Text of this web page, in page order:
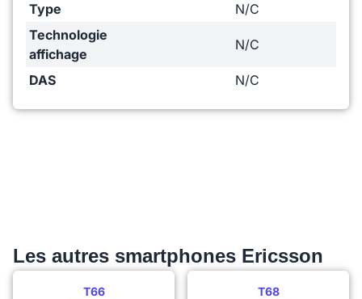
Type
N/C
Technologie
affichage
N/C
DAS N/C
Les autres smartphones Ericsson
T66 T68